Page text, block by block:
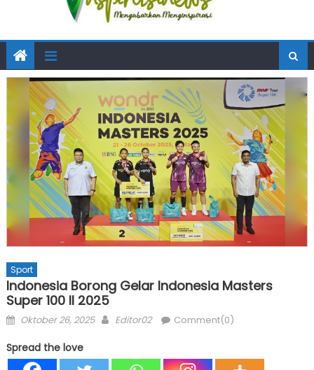
Sport
Indonesia Borong Gelar Indonesia Masters
Super 100 II 2025
Posted
Oktober 26, 2025 Author
Editor02 Comment(0)
Spread the love